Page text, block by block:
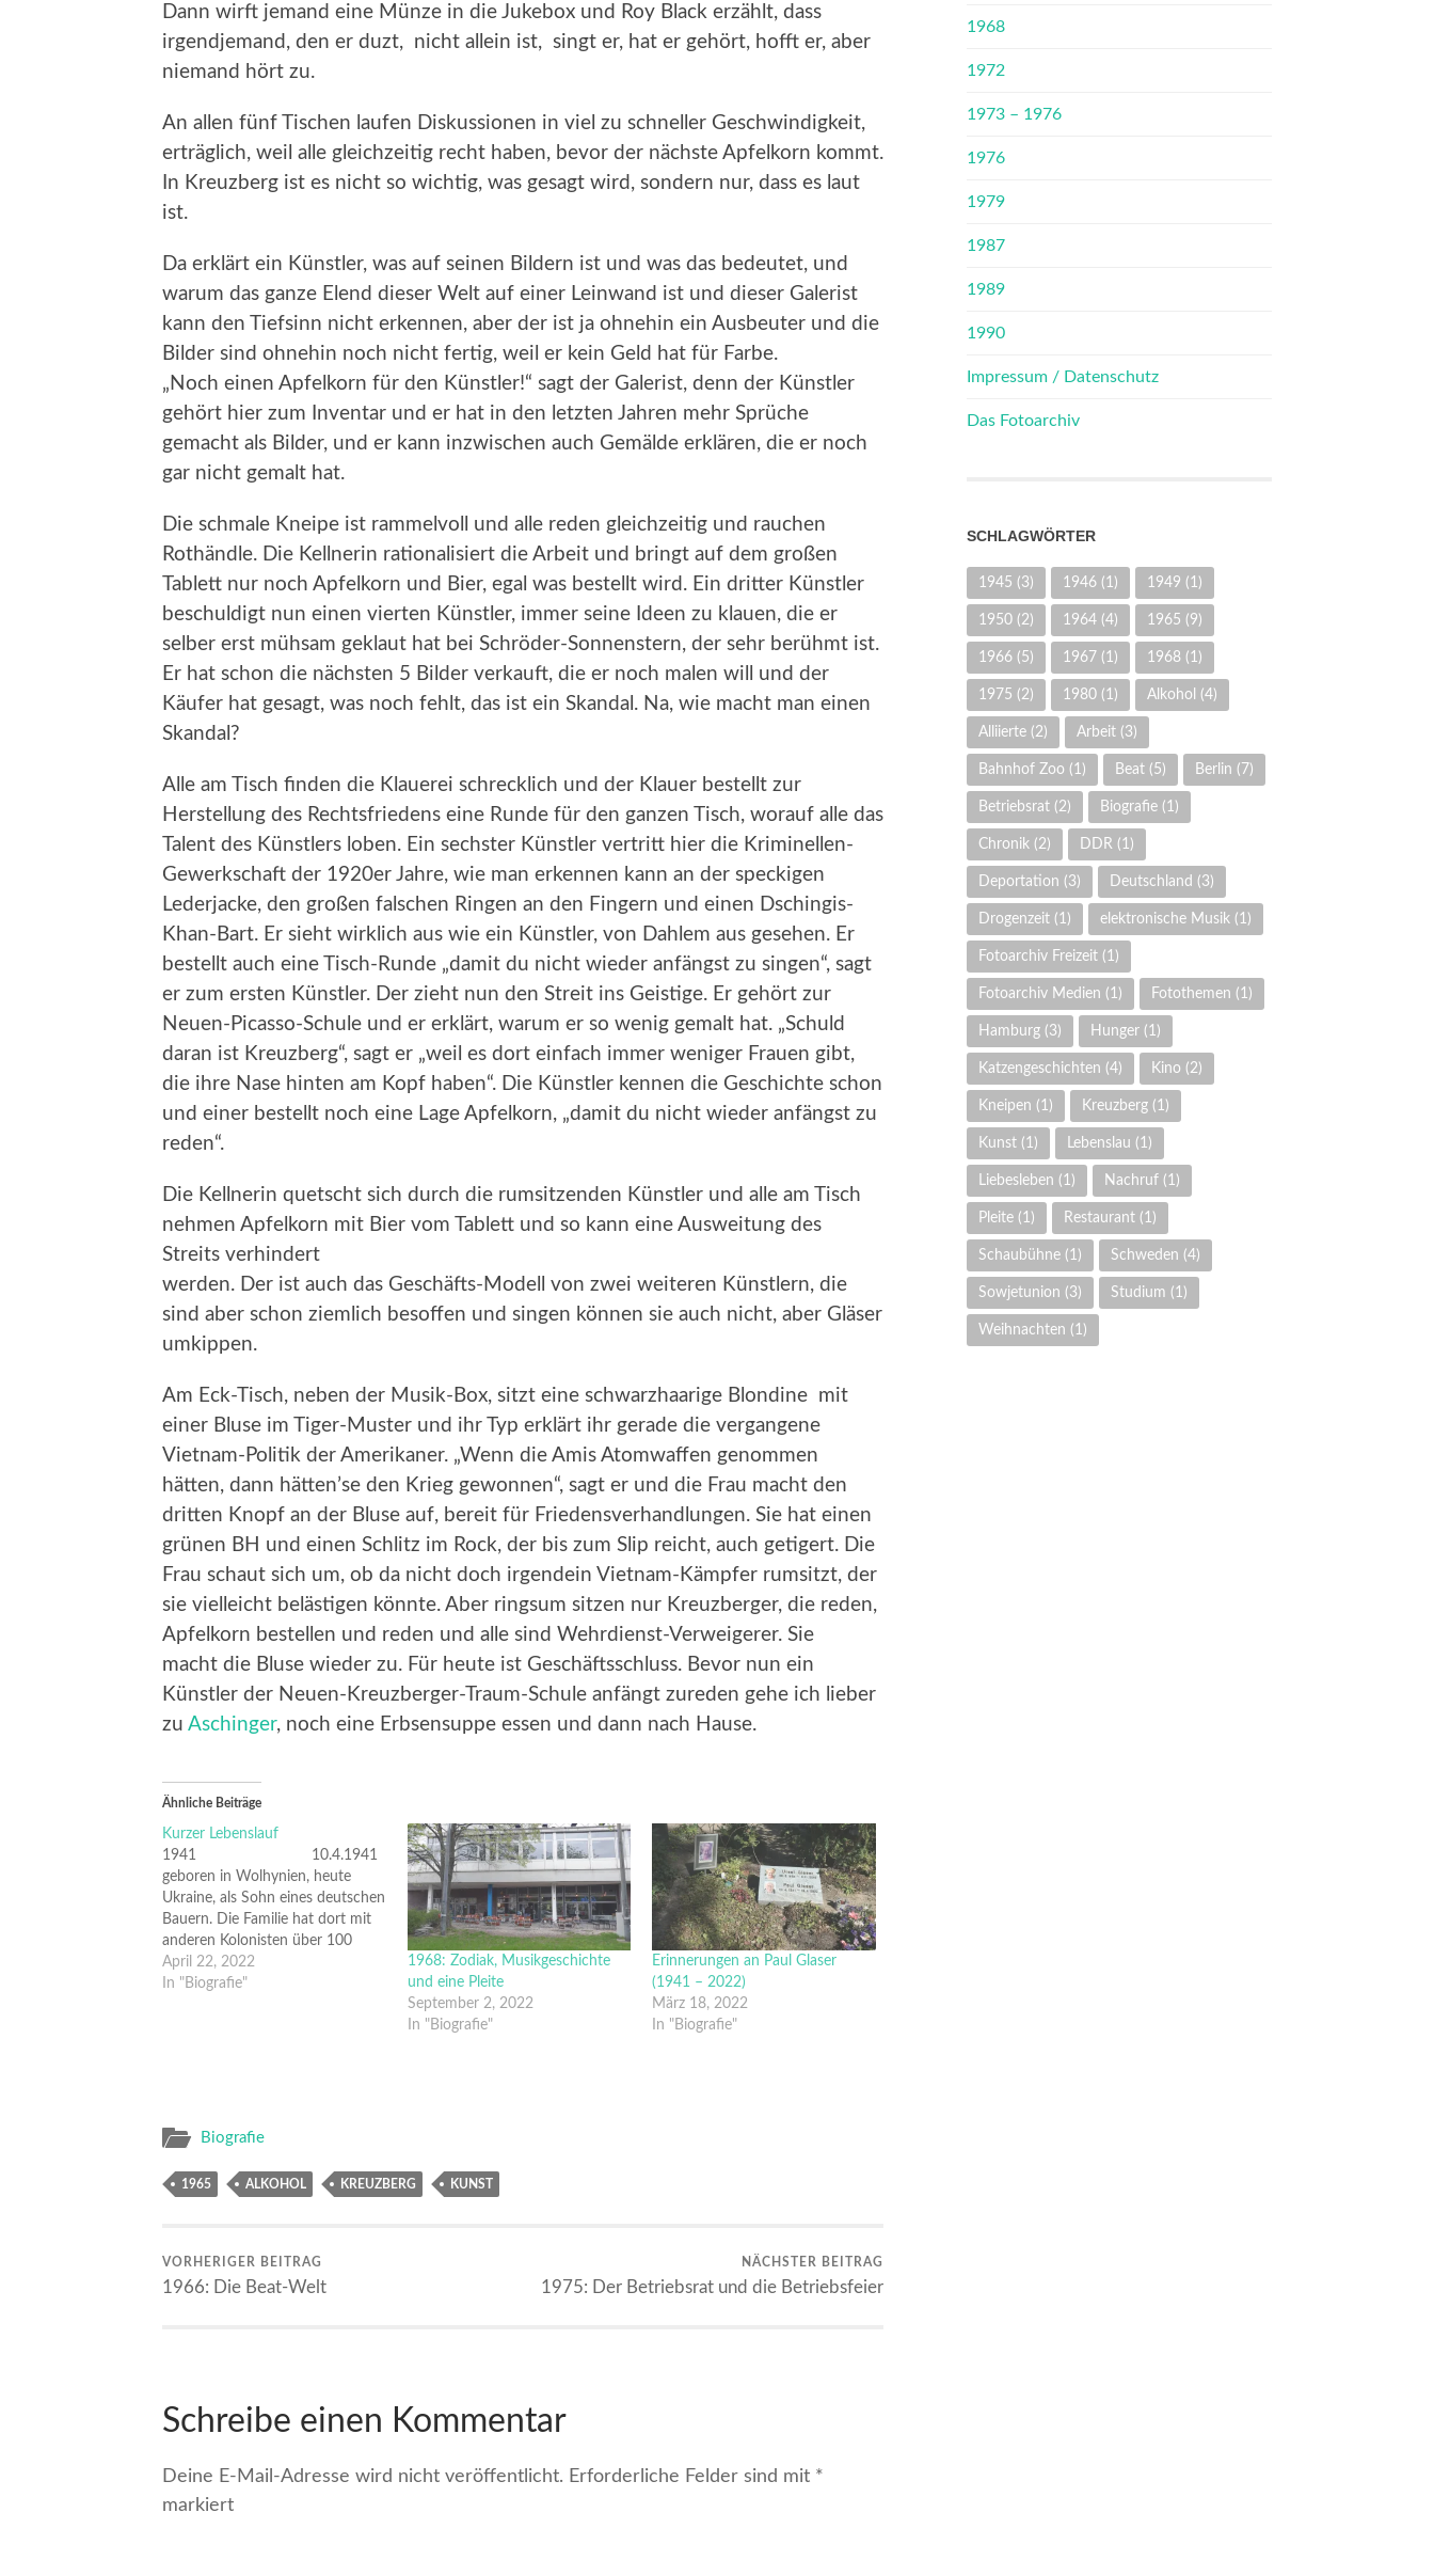
Dann wirft jemand eine Münze in die Jukebox und Roy Black erzählt, dass
irgendjemand, den er duzt, nicht allein ist, singt er, hat er gehört, hofft er, aber
niemand hört zu.
An allen fünf Tischen laufen Diskussionen in viel zu schneller Geschwindigkeit,
erträglich, weil alle gleichzeitig recht haben, bevor der nächste Apfelkorn kommt.
In Kreuzberg ist es nicht so wichtig, was gesagt wird, sondern nur, dass es laut
ist.
Da erklärt ein Künstler, was auf seinen Bildern ist und was das bedeutet, und
warum das ganze Elend dieser Welt auf einer Leinwand ist und dieser Galerist
kann den Tiefsinn nicht erkennen, aber der ist ja ohnehin ein Ausbeuter und die
Bilder sind ohnehin noch nicht fertig, weil er kein Geld hat für Farbe.
„Noch einen Apfelkorn für den Künstler!“ sagt der Galerist, denn der Künstler
gehört hier zum Inventar und er hat in den letzten Jahren mehr Sprüche
gemacht als Bilder, und er kann inzwischen auch Gemälde erklären, die er noch
gar nicht gemalt hat.
Die schmale Kneipe ist rammelvoll und alle reden gleichzeitig und rauchen
Rothändle. Die Kellnerin rationalisiert die Arbeit und bringt auf dem großen
Tablett nur noch Apfelkorn und Bier, egal was bestellt wird. Ein dritter Künstler
beschuldigt nun einen vierten Künstler, immer seine Ideen zu klauen, die er
selber erst mühsam geklaut hat bei Schröder-Sonnenstern, der sehr berühmt ist.
Er hat schon die nächsten 5 Bilder verkauft, die er noch malen will und der
Käufer hat gesagt, was noch fehlt, das ist ein Skandal. Na, wie macht man einen
Skandal?
Alle am Tisch finden die Klauerei schrecklich und der Klauer bestellt zur
Herstellung des Rechtsfriedens eine Runde für den ganzen Tisch, worauf alle das
Talent des Künstlers loben. Ein sechster Künstler vertritt hier die Kriminellen-
Gewerkschaft der 1920er Jahre, wie man erkennen kann an der speckigen
Lederjacke, den großen falschen Ringen an den Fingern und einen Dschingis-
Khan-Bart. Er sieht wirklich aus wie ein Künstler, von Dahlem aus gesehen. Er
bestellt auch eine Tisch-Runde „damit du nicht wieder anfängst zu singen“, sagt
er zum ersten Künstler. Der zieht nun den Streit ins Geistige. Er gehört zur
Neuen-Picasso-Schule und er erklärt, warum er so wenig gemalt hat. „Schuld
daran ist Kreuzberg“, sagt er „weil es dort einfach immer weniger Frauen gibt,
die ihre Nase hinten am Kopf haben“. Die Künstler kennen die Geschichte schon
und einer bestellt noch eine Lage Apfelkorn, „damit du nicht wieder anfängst zu
reden“.
Die Kellnerin quetscht sich durch die rumsitzenden Künstler und alle am Tisch
nehmen Apfelkorn mit Bier vom Tablett und so kann eine Ausweitung des
Streits verhindert
werden. Der ist auch das Geschäfts-Modell von zwei weiteren Künstlern, die
sind aber schon ziemlich besoffen und singen können sie auch nicht, aber Gläser
umkippen.
Am Eck-Tisch, neben der Musik-Box, sitzt eine schwarzhaarige Blondine mit
einer Bluse im Tiger-Muster und ihr Typ erklärt ihr gerade die vergangene
Vietnam-Politik der Amerikaner. „Wenn die Amis Atomwaffen genommen
hätten, dann hätten’se den Krieg gewonnen“, sagt er und die Frau macht den
dritten Knopf an der Bluse auf, bereit für Friedensverhandlungen. Sie hat einen
grünen BH und einen Schlitz im Rock, der bis zum Slip reicht, auch getigert. Die
Frau schaut sich um, ob da nicht doch irgendein Vietnam-Kämpfer rumsitzt, der
sie vielleicht belästigen könnte. Aber ringsum sitzen nur Kreuzberger, die reden,
Apfelkorn bestellen und reden und alle sind Wehrdienst-Verweigerer. Sie
macht die Bluse wieder zu. Für heute ist Geschäftsschluss. Bevor nun ein
Künstler der Neuen-Kreuzberger-Traum-Schule anfängt zureden gehe ich lieber
zu Aschinger, noch eine Erbsensuppe essen und dann nach Hause.
Ähnliche Beiträge
Kurzer Lebenslauf
1941 10.4.1941
geboren in Wolhynien, heute
Ukraine, als Sohn eines deutschen
Bauern. Die Familie hat dort mit
anderen Kolonisten über 100
Jahre gelebt. Flucht vor der Roten
Armee. 1946
April 22, 2022
In "Biografie"
1968: Zodiak, Musikgeschichte
und eine Pleite
September 2, 2022
In "Biografie"
Erinnerungen an Paul Glaser
(1941 – 2022)
März 18, 2022
In "Biografie"
Biografie
1965 ALKOHOL KREUZBERG KUNST
VORHERIGER BEITRAG
1966: Die Beat-Welt
NÄCHSTER BEITRAG
1975: Der Betriebsrat und die Betriebsfeier
Schreibe einen Kommentar
Deine E-Mail-Adresse wird nicht veröffentlicht. Erforderliche Felder sind mit *
markiert
1968
1972
1973 – 1976
1976
1979
1987
1989
1990
Impressum / Datenschutz
Das Fotoarchiv
SCHLAGWÖRTER
1945 (3) 1946 (1) 1949 (1)
1950 (2) 1964 (4) 1965 (9)
1966 (5) 1967 (1) 1968 (1)
1975 (2) 1980 (1) Alkohol (4)
Alliierte (2) Arbeit (3)
Bahnhof Zoo (1) Beat (5) Berlin (7)
Betriebsrat (2) Biografie (1)
Chronik (2) DDR (1)
Deportation (3) Deutschland (3)
Drogenzeit (1) elektronische Musik (1)
Fotoarchiv Freizeit (1)
Fotoarchiv Medien (1) Fotothemen (1)
Hamburg (3) Hunger (1)
Katzengeschichten (4) Kino (2)
Kneipen (1) Kreuzberg (1)
Kunst (1) Lebenslau (1)
Liebesleben (1) Nachruf (1)
Pleite (1) Restaurant (1)
Schaubühne (1) Schweden (4)
Sowjetunion (3) Studium (1)
Weihnachten (1)